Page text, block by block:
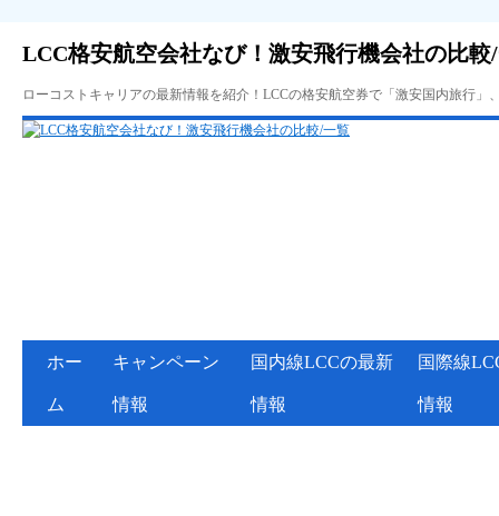
LCC格安航空会社なび！激安飛行機会社の比較
ローコストキャリアの最新情報を紹介！LCCの格安航空券で「激安国内旅行
ホー
ム
キャンペーン
情報
国内線LCCの最新
情報
国際線
情報